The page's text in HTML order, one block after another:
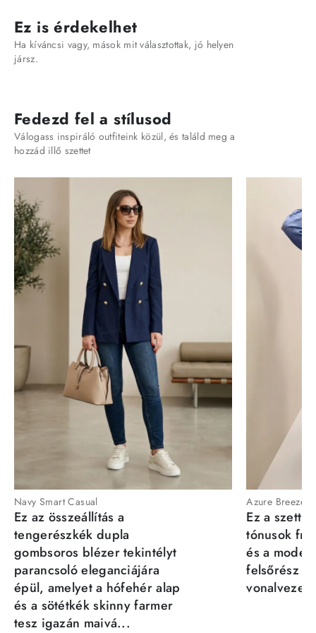
Ez is érdekelhet
Ha kíváncsi vagy, mások mit választottak, jó helyen
jársz.
Fedezd fel a stílusod
Válogass inspiráló outfiteink közül, és találd meg a
hozzád illő szettet
Navy Smart Casual
Ez az összeállítás a
tengerészkék dupla
gombsoros blézer tekintélyt
parancsoló eleganciájára
épül, amelyet a hófehér alap
és a sötétkék skinny farmer
tesz igazán maivá...
Azure Breeze
Ez a szett
tónusok
és a
felsőrész